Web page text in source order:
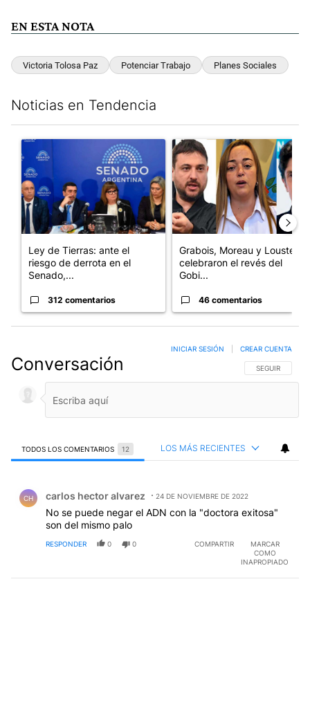
EN ESTA NOTA
Victoria Tolosa Paz Potenciar Trabajo Planes Sociales
Noticias en Tendencia
Un artículo de tendencia con el título "Ley de Tierras: ante el
Ley de Tierras: ante el
riesgo de derrota en el
Senado,...
312 comentarios
Un artículo de tendencia con
Grabois, Moreau y Lousteau
celebraron el revés del
Gobi...
46 comentarios
Conversación SIGA ESTA
SEGUIR
INICIAR SESIÓN CREAR CUENTA
TODOS LOS COMENTARIOS 12 LOS MÁS RECIENTES
CH carlos hector alvarez 24 DE NOVIEMBRE DE 2022
No se puede negar el ADN con la "doctora exitosa"
son del mismo palo
RESPONDER 0 0 COMPARTIR
MARCAR
COMO
INAPROPIADO